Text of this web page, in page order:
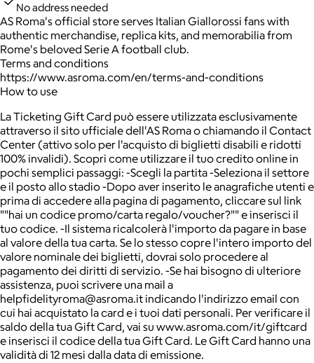
No address needed
AS Roma's official store serves Italian Giallorossi fans with
authentic merchandise, replica kits, and memorabilia from
Rome's beloved Serie A football club.
Terms and conditions
https://www.asroma.com/en/terms-and-conditions
How to use
La Ticketing Gift Card può essere utilizzata esclusivamente
attraverso il sito ufficiale dell'AS Roma o chiamando il Contact
Center (attivo solo per l'acquisto di biglietti disabili e ridotti
100% invalidi). Scopri come utilizzare il tuo credito online in
pochi semplici passaggi: -Scegli la partita -Seleziona il settore
e il posto allo stadio -Dopo aver inserito le anagrafiche utenti e
prima di accedere alla pagina di pagamento, cliccare sul link
""hai un codice promo/carta regalo/voucher?"" e inserisci il
tuo codice. -Il sistema ricalcolerà l'importo da pagare in base
al valore della tua carta. Se lo stesso copre l'intero importo del
valore nominale dei biglietti, dovrai solo procedere al
pagamento dei diritti di servizio. -Se hai bisogno di ulteriore
assistenza, puoi scrivere una mail a
helpfidelityroma@asroma.it indicando l'indirizzo email con
cui hai acquistato la card e i tuoi dati personali. Per verificare il
saldo della tua Gift Card, vai su www.asroma.com/it/giftcard
e inserisci il codice della tua Gift Card. Le Gift Card hanno una
validità di 12 mesi dalla data di emissione.